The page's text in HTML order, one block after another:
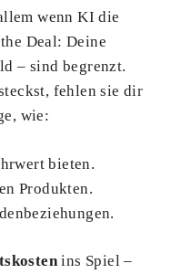
wenn KI die
Deal: Deine
– sind begrenzt.
fehlen sie dir
wie:
bieten.
Produkten.
ins Spiel –